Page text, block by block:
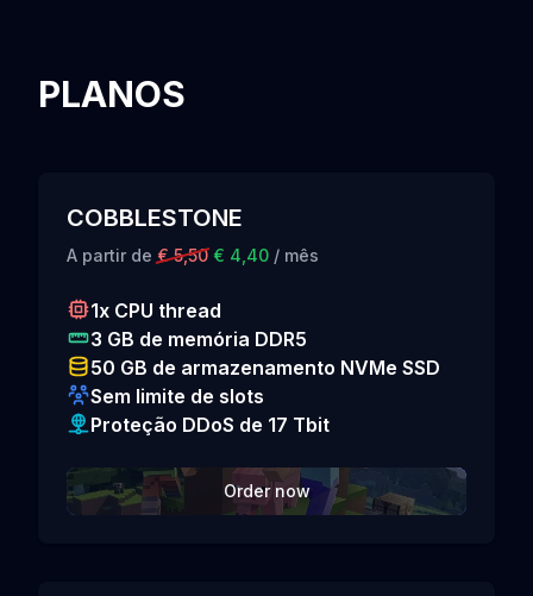
PLANOS
COBBLESTONE
A partir de € 5,50 € 4,40 / mês
1x CPU thread
3 GB de memória DDR5
50 GB de armazenamento NVMe SSD
Sem limite de slots
Proteção DDoS de 17 Tbit
Order now